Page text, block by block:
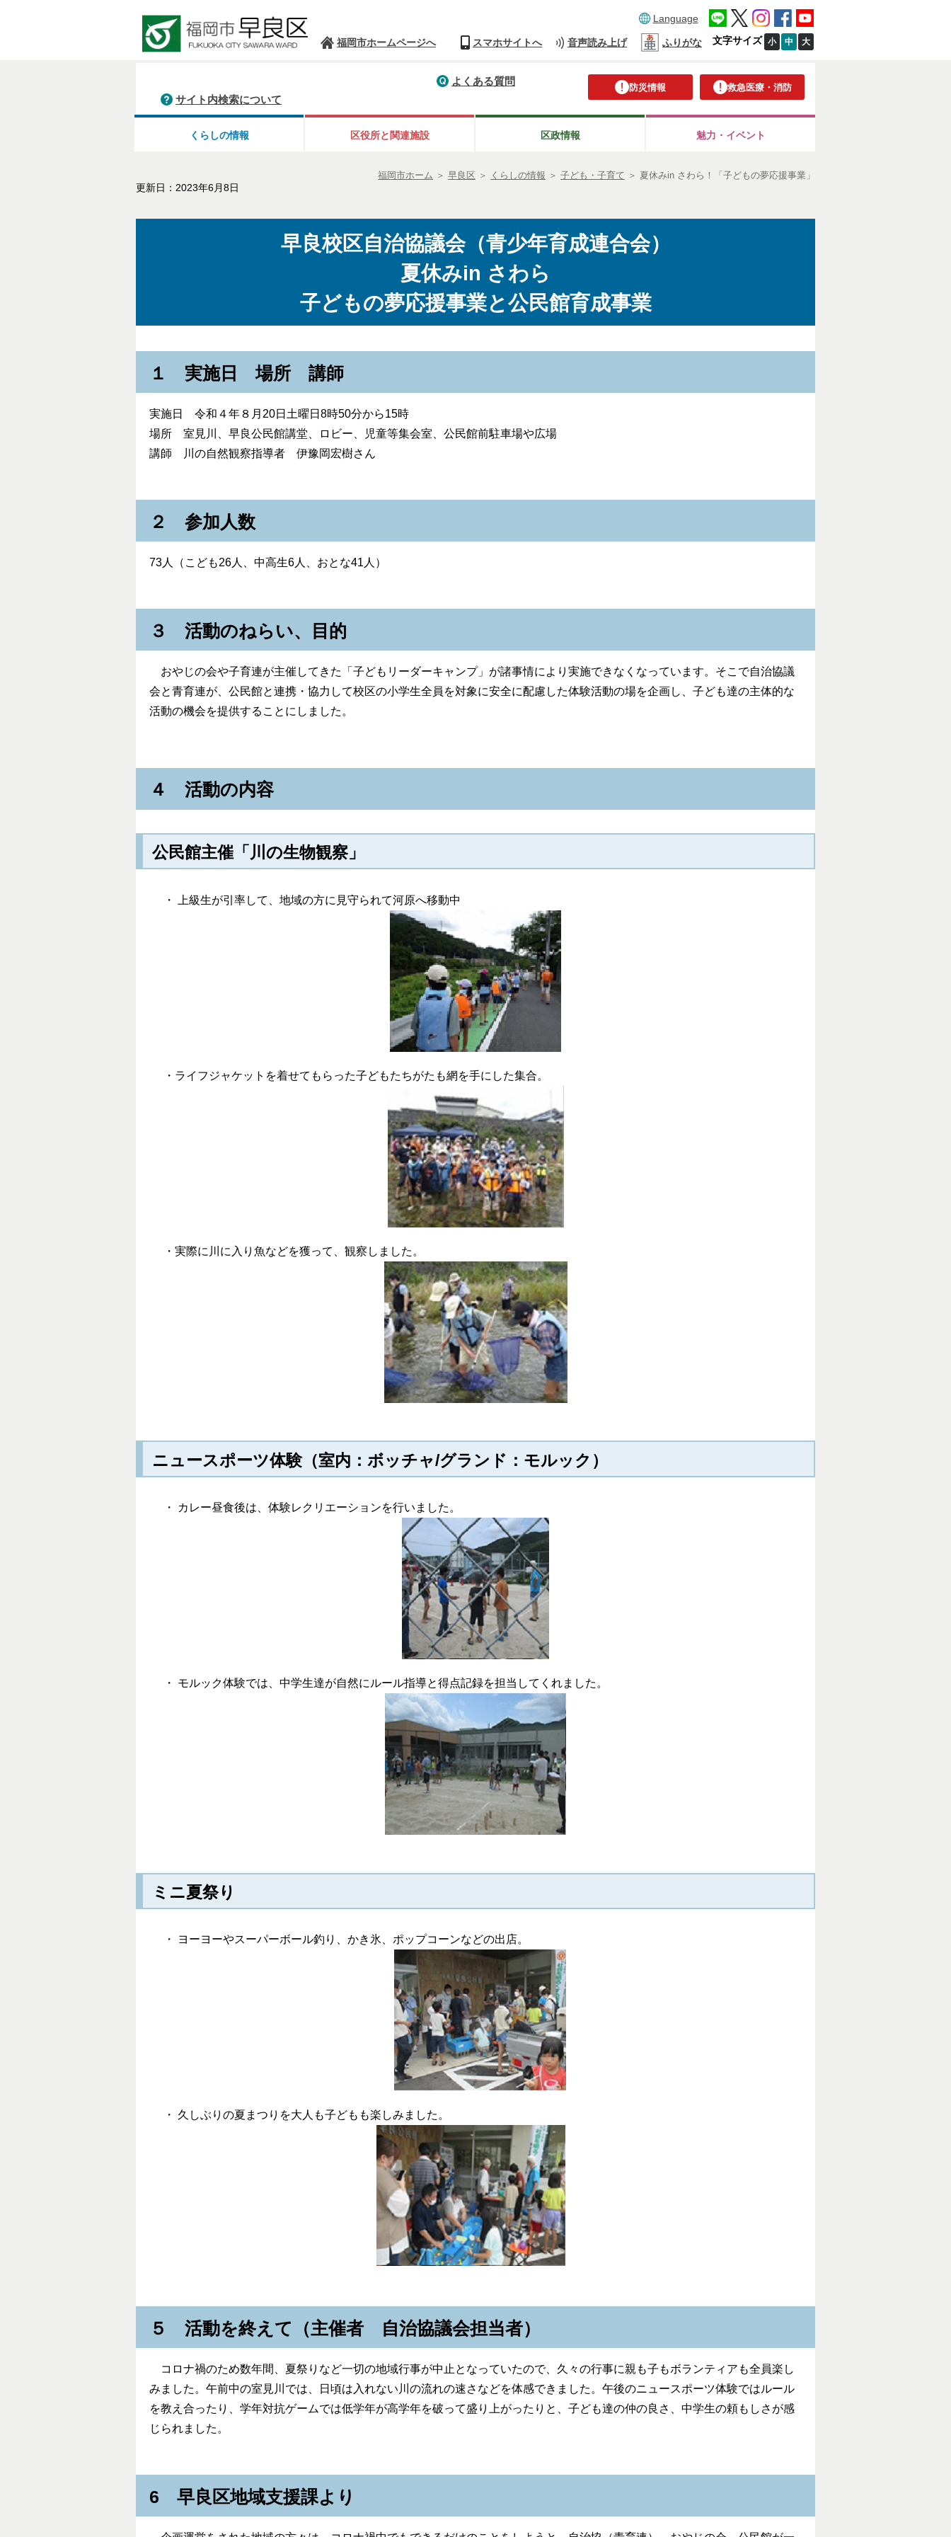
Language
福岡市ホームページへ スマホサイトへ 音声読み上げ ふりがな 文字サイズ 小 中 大
防災情報 救急医療・消防
よくある質問
サイト内検索について
くらしの情報 区役所と関連施設 区政情報 魅力・イベント
福岡市ホーム ＞ 早良区 ＞ くらしの情報 ＞ 子ども・子育て ＞ 夏休みin さわら！「子どもの夢応援事業」
更新日：2023年6月8日
早良校区自治協議会（青少年育成連合会）
夏休みin さわら
子どもの夢応援事業と公民館育成事業
１ 実施日 場所 講師
実施日 令和４年８月20日土曜日8時50分から15時
場所 室見川、早良公民館講堂、ロビー、児童等集会室、公民館前駐車場や広場
講師 川の自然観察指導者 伊豫岡宏樹さん
２ 参加人数
73人（こども26人、中高生6人、おとな41人）
３ 活動のねらい、目的
おやじの会や子育連が主催してきた「子どもリーダーキャンプ」が諸事情により実施できなくなっています。そこで自治協議
会と青育連が、公民館と連携・協力して校区の小学生全員を対象に安全に配慮した体験活動の場を企画し、子ども達の主体的な
活動の機会を提供することにしました。
４ 活動の内容
公民館主催「川の生物観察」
・ 上級生が引率して、地域の方に見守られて河原へ移動中
・ライフジャケットを着せてもらった子どもたちがたも網を手にした集合。
・実際に川に入り魚などを獲って、観察しました。
ニュースポーツ体験（室内：ボッチャ/グランド：モルック）
・ カレー昼食後は、体験レクリエーションを行いました。
・ モルック体験では、中学生達が自然にルール指導と得点記録を担当してくれました。
ミニ夏祭り
・ ヨーヨーやスーパーボール釣り、かき氷、ポップコーンなどの出店。
・ 久しぶりの夏まつりを大人も子どもも楽しみました。
５ 活動を終えて（主催者 自治協議会担当者）
コロナ禍のため数年間、夏祭りなど一切の地域行事が中止となっていたので、久々の行事に親も子もボランティアも全員楽し
みました。午前中の室見川では、日頃は入れない川の流れの速さなどを体感できました。午後のニュースポーツ体験ではルール
を教え合ったり、学年対抗ゲームでは低学年が高学年を破って盛り上がったりと、子ども達の仲の良さ、中学生の頼もしさが感
じられました。
6 早良区地域支援課より